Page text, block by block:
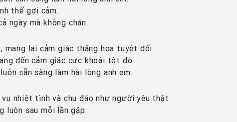
thể gợi cảm.
ngày mà không chán.
lại cảm giác thăng hoa tuyệt đối.
đến cảm giác cực khoái tột độ.
sẵn sàng làm hài lòng anh em.
nhiệt tình và chu đáo như người yêu thật.
luôn sau mỗi lần gặp.